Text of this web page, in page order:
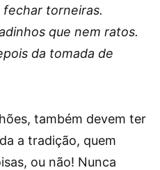
torneiras.
que nem ratos.
da tomada de
também devem ter
a tradição, quem
ou não! Nunca